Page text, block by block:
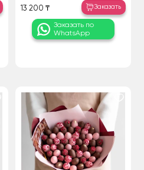
13 200 ₸ Заказать
Заказать по
WhatsApp